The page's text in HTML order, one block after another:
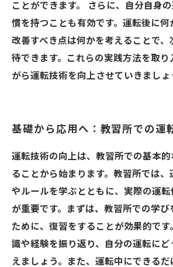
ことができます。 さらに、自分自身
慣を持つことも有効です。運転後に何
改善すべき点は何かを考えることで、
待できます。これらの実践方法を取り
がら運転技術を向上させていきましょ
基礎から応用へ：教習所での運
運転技術の向上は、教習所での基本
ることから始まります。教習所では
やルールを学ぶとともに、実際の運
が重要です。まずは、教習所での学
ために、復習をすることが効果的です
識や経験を振り返り、自分の運転に
えましょう。また、運転中にできる